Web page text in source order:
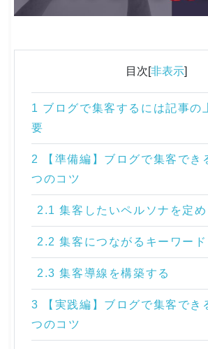
目次[非表示]
1 ブログで集客するには記事の
要
2 【準備編】ブログで集客でき
つのコツ
2.1 集客したいペルソナを定め
2.2 集客につながるキーワー
2.3 集客導線を構築する
3 【実践編】ブログで集客でき
つのコツ